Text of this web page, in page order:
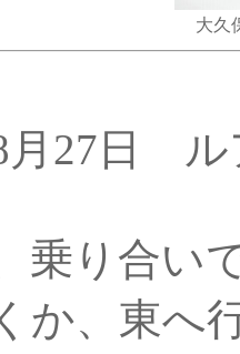
大久
月27日 ル
乗り合い
か、東へ